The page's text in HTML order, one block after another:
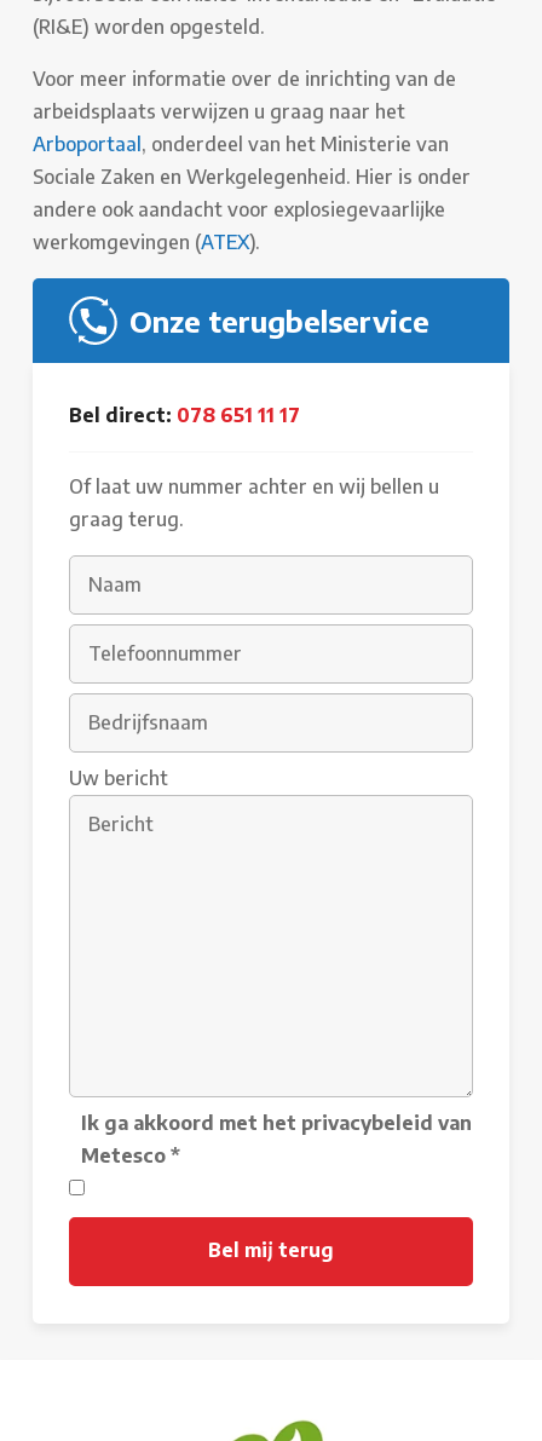
(RI&E) worden opgesteld.
Voor meer informatie over de inrichting van de
arbeidsplaats verwijzen u graag naar het
Arboportaal , onderdeel van het Ministerie van
Sociale Zaken en Werkgelegenheid. Hier is onder
andere ook aandacht voor explosiegevaarlijke
werkomgevingen (ATEX).
Onze terugbelservice
Bel direct: 078 651 11 17
Of laat uw nummer achter en wij bellen u
graag terug.
Uw bericht
Ik ga akkoord met het privacybeleid van
Metesco *